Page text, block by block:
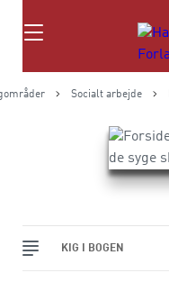
Søg
Socialt arbejde
KIG I BOGEN